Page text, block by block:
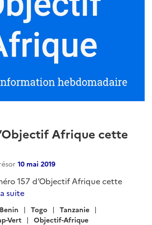
Afrique cette
10 mai 2019
157 d’Objectif Afrique cette
suite
Benin Togo
Tanzanie
Vert Objectif-Afrique